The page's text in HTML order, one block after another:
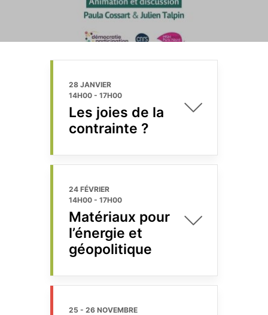
28 JANVIER
14H00 - 17H00
Les joies de la
contrainte ?
24 FÉVRIER
14H00 - 17H00
Matériaux pour
l’énergie et
géopolitique
25 - 26 NOVEMBRE